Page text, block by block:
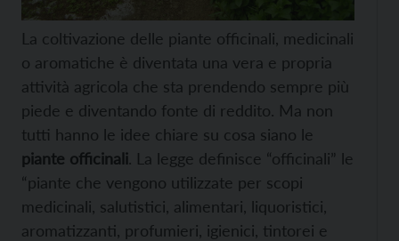
La coltivazione delle piante officinali, medicinali
o aromatiche è diventata una vera e propria
attività agricola che sta prendendo sempre più
piede e diventando fonte di reddito. Ma non
tutti hanno le idee chiare su cosa siano le
piante officinali. La legge definisce “officinali” le
“piante che vengono utilizzate per scopi
medicinali, salutistici, alimentari, liquoristici,
aromatizzanti, profumieri, igienici, tintorei e